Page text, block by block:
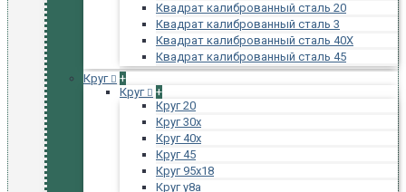
Квадрат калиброванный сталь 20
Квадрат калиброванный сталь 3
Квадрат калиброванный сталь 40Х
Квадрат калиброванный сталь 45
Круг
+
Круг
+
Круг 20
Круг 30х
Круг 40х
Круг 45
Круг 95х18
Круг у8а